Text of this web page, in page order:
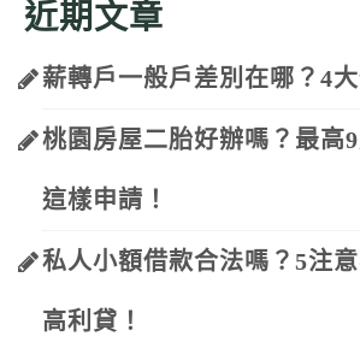
近期文章
薪轉戶一般戶差別在哪？4大
桃園房屋二胎好辦嗎？最高
這樣申請！
私人小額借款合法嗎？5注
高利貸！